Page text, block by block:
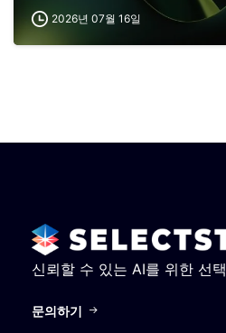
2026년 07월 16일
신뢰할 수 있는 AI를 위한 선택
문의하기